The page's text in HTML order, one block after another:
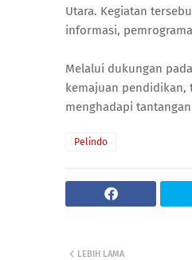
Utara. Kegiatan
informasi,
Melalui dukungan
kemajuan pendidikan,
menghadapi
Pelindo
LEBIH LAMA